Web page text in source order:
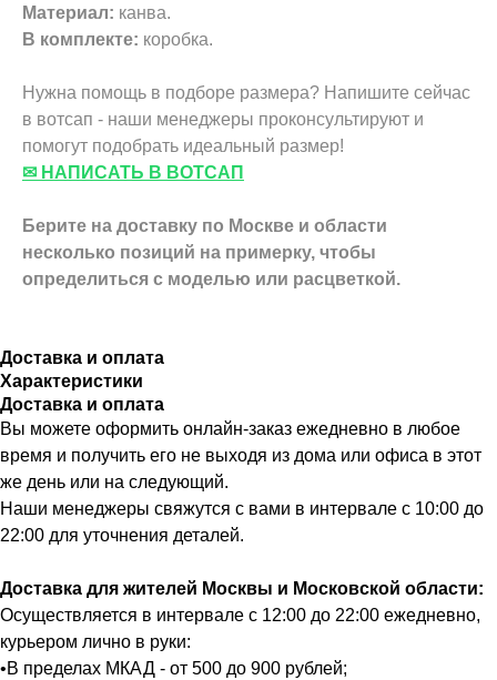
Материал: канва.
В комплекте: коробка.
Нужна помощь в подборе размера? Напишите сейчас
в вотсап - наши менеджеры проконсультируют и
помогут подобрать идеальный размер!
✉ НАПИСАТЬ В ВОТСАП
Берите на доставку по Москве и области
несколько позиций на примерку, чтобы
определиться с моделью или расцветкой.
Доставка и оплата
Характеристики
Доставка и оплата
Вы можете оформить онлайн-заказ ежедневно в любое
время и получить его не выходя из дома или офиса в этот
же день или на следующий.
Наши менеджеры свяжутся с вами в интервале с 10:00 до
22:00 для уточнения деталей.
Доставка для жителей Москвы и Московской области:
Осуществляется в интервале с 12:00 до 22:00 ежедневно,
курьером лично в руки:
•В пределах МКАД - от 500 до 900 рублей;